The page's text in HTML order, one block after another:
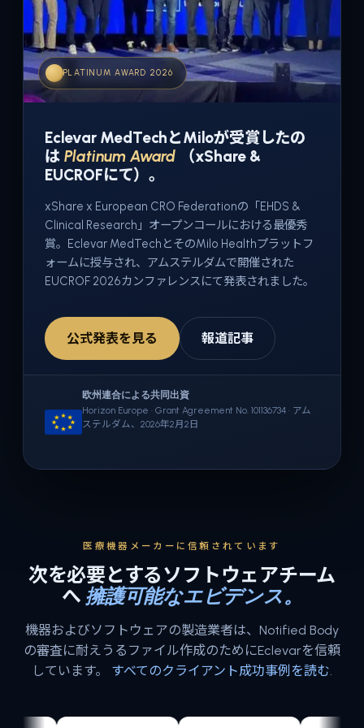
PLATINUM AWARD 2026
Eclevar MedTechとMiloが受賞したの
は Platinum Award（xShare &
EUCROFにて）。
xShare x European CRO Federationの「EHDS &
Clinical Research」オープンコールにおける最優秀
賞。Eclevar MedTechとそのMilo Healthプラットフ
ォームに授与され、アムステルダムで開催された
EUCROF 2026カンファレンスにて発表されました。
公式発表を見る 報道記事
欧州連合による共同出資
Horizon Europe · Grant Agreement No. 101136734 · アム
ステルダム、2026年2月2日
医療機器メーカーに信頼されています
次を必要とするソフトウェアチーム
へ 擁護可能なエビデンス。
機器およびソフトウェアの製造業者は、Notified Body
の審査に耐えうるファイル作成のためにEclevarを信頼
しています。 すべてのクライアント成功事例を読む.